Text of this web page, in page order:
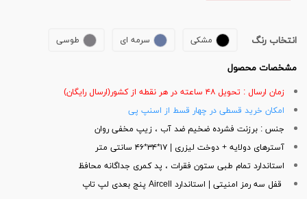
انتخاب رنگ مشکی سرمه ای طوسی
مشخصات محصول
زمان ارسال : تحویل ۴۸ ساعته در هر نقطه از کشور(ارسال رایگان)
امکان خرید قسطی در چهار قسط از اسنپ پی
جنس : برزنت فشرده ضخیم ضد آب ، زیپ مخفی روان
آسترهای دولایه + دوخت لیزری | ۱۷*۳۴*۴۶ سانتی متر
استاندارد تمام طبی ستون فقرات ، پد کمری جداگانه محافظ
قفل سه رمز امنیتی | استاندارد Aircell پنج بعدی لپ تاپ